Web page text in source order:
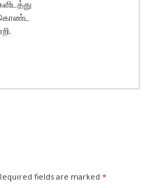
fields are marked *